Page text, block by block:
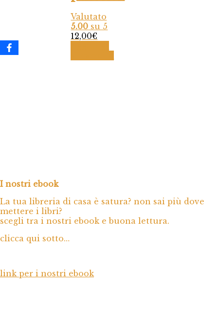
Valutato
5.00 su 5
12,00€
I nostri ebook
La tua libreria di casa è satura? non sai più dove
mettere i libri?
scegli tra i nostri ebook e buona lettura.
clicca qui sotto…
link per i nostri ebook